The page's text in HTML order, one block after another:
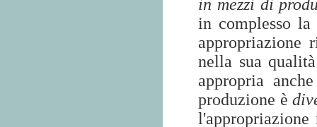
in mezzi di
in complesso
nella sua
appropria
produzione è